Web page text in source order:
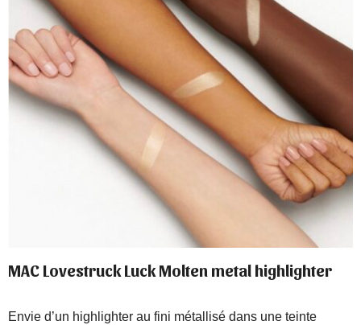
MAC Lovestruck Luck Molten metal highlighter
Envie d’un highlighter au fini métallisé dans une teinte